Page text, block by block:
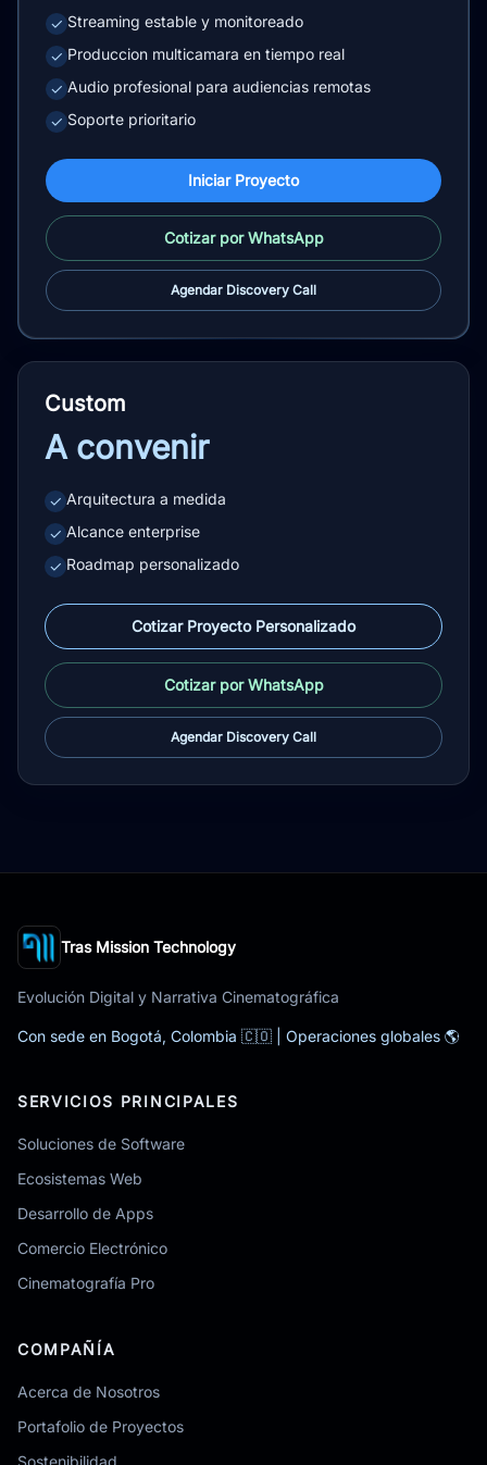
✓ Streaming estable y monitoreado
✓ Produccion multicamara en tiempo real
✓ Audio profesional para audiencias remotas
✓ Soporte prioritario
Iniciar Proyecto
Cotizar por WhatsApp
Agendar Discovery Call
Custom
A convenir
✓ Arquitectura a medida
✓ Alcance enterprise
✓ Roadmap personalizado
Cotizar Proyecto Personalizado
Cotizar por WhatsApp
Agendar Discovery Call
Tras Mission Technology
Evolución Digital y Narrativa Cinematográfica
Con sede en Bogotá, Colombia 🇨🇴 | Operaciones globales 🌎
SERVICIOS PRINCIPALES
Soluciones de Software
Ecosistemas Web
Desarrollo de Apps
Comercio Electrónico
Cinematografía Pro
COMPAÑÍA
Acerca de Nosotros
Portafolio de Proyectos
Sostenibilidad